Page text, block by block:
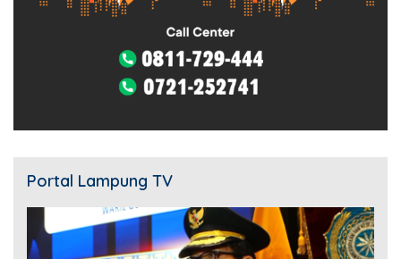
Portal Lampung TV